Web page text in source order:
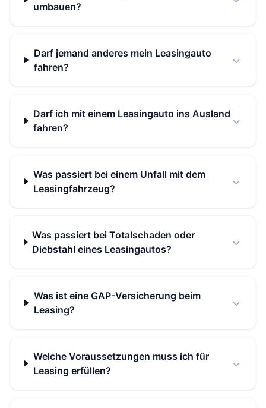
umbauen?
Darf jemand anderes mein Leasingauto
fahren?
Darf ich mit einem Leasingauto ins Ausland
fahren?
Was passiert bei einem Unfall mit dem
Leasingfahrzeug?
Was passiert bei Totalschaden oder
Diebstahl eines Leasingautos?
Was ist eine GAP-Versicherung beim
Leasing?
Welche Voraussetzungen muss ich für
Leasing erfüllen?